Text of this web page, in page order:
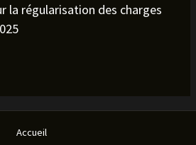
la régularisation des charges
Accueil